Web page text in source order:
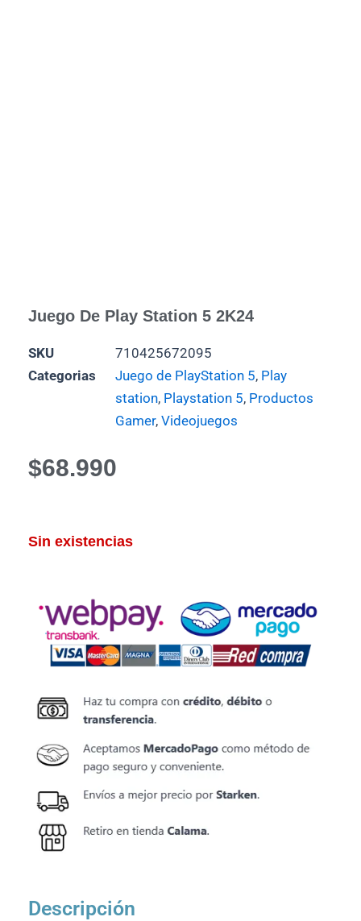
Juego De Play Station 5 2K24
SKU
710425672095
Categorias
Juego de PlayStation 5, Play
station, Playstation 5, Productos
Gamer, Videojuegos
$68.990
Sin existencias
Descripción